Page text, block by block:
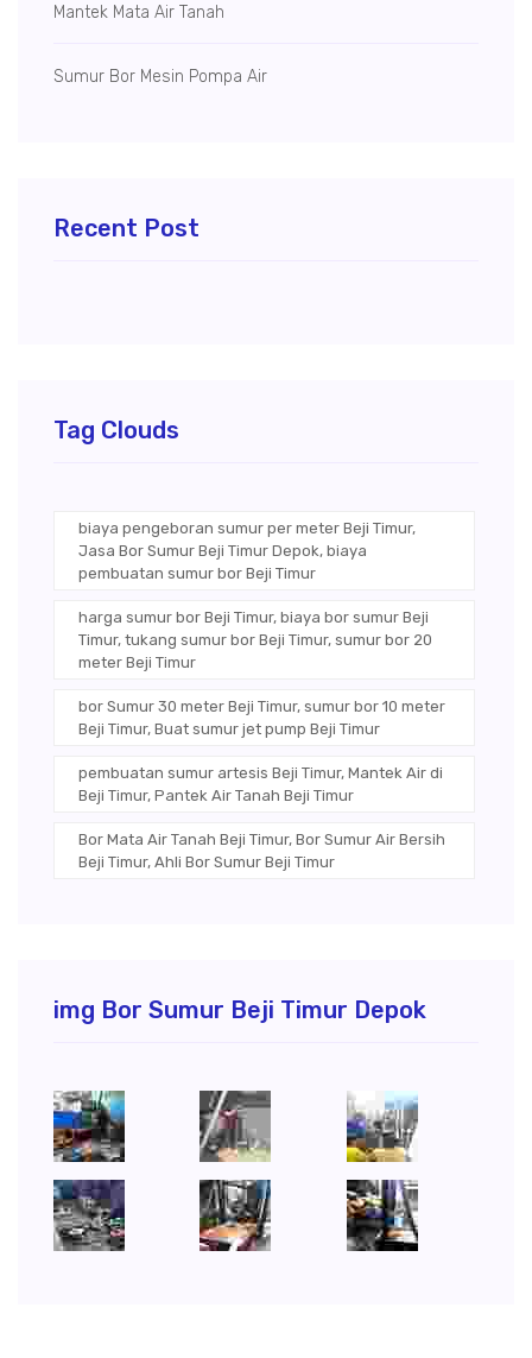
Mantek Mata Air Tanah
Sumur Bor Mesin Pompa Air
Recent Post
Tag Clouds
biaya pengeboran sumur per meter Beji Timur,
Jasa Bor Sumur Beji Timur Depok, biaya
pembuatan sumur bor Beji Timur
harga sumur bor Beji Timur, biaya bor sumur Beji
Timur, tukang sumur bor Beji Timur, sumur bor 20
meter Beji Timur
bor Sumur 30 meter Beji Timur, sumur bor 10 meter
Beji Timur, Buat sumur jet pump Beji Timur
pembuatan sumur artesis Beji Timur, Mantek Air di
Beji Timur, Pantek Air Tanah Beji Timur
Bor Mata Air Tanah Beji Timur, Bor Sumur Air Bersih
Beji Timur, Ahli Bor Sumur Beji Timur
img Bor Sumur Beji Timur Depok